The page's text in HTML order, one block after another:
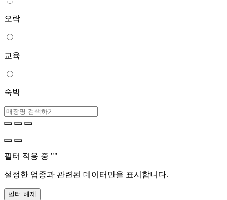
오락
교육
숙박
필터 적용 중 ""
설정한 업종과 관련된 데이터만을 표시합니다.
필터 해제